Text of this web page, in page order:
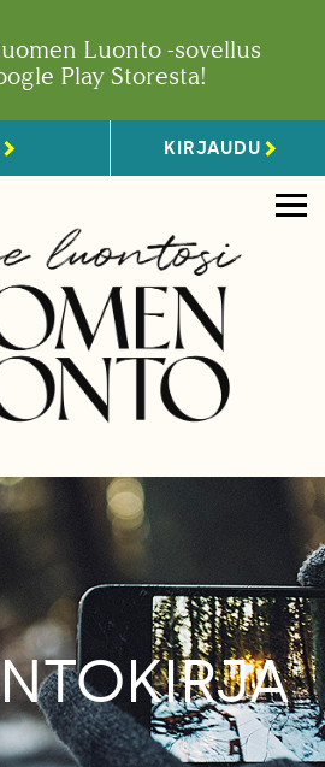
Luonto -sovellus
Play Storesta!
KIRJAUDU